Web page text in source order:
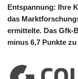
Entspannung: Ihre
das
ermittelte. Das Gfk-
minus 6,7 Punkte